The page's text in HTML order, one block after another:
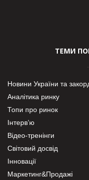
ТЕМИ
Новини України та
Аналітика ринку
Топи про ринок
Інтерв’ю
Відео-тренінги
Світовий досвід
Інновації
Маркетинг&Продажі